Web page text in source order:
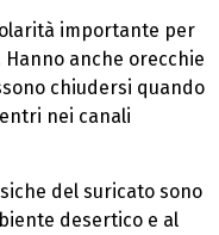
importante per
anche orecchie
chiudersi quando
nei canali
del suricato sono
desertico e al